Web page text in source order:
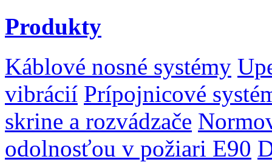
Produkty
Káblové nosné systémy
vibrácií Prípojnicové
skrine a rozvádzače
odolnosťou v požiari E90